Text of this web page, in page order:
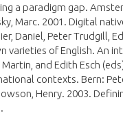
a paradigm gap.
Marc. 2001. Digital
Daniel, Peter Trudgill,
varieties of English. An
Martin, and Edith Esch
contexts. Bern:
Henry. 2003.